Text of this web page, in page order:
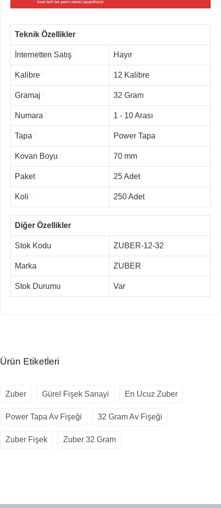
Teknik Özellikler
İnternetten Satış Hayır
Kalibre 12 Kalibre
Gramaj 32 Gram
Numara 1 - 10 Arası
Tapa Power Tapa
Kovan Boyu 70 mm
Paket? 25 Adet
Koli 250 Adet
Diğer Özellikler
Stok Kodu ZUBER-12-32
Marka ZUBER
Stok Durumu Var
Ürün Etiketleri
Zuber Gürel Fişek Sanayi En Ucuz Zuber
Power Tapa Av Fişeği 32 Gram Av Fişeği
Zuber Fişek Zuber 32 Gram